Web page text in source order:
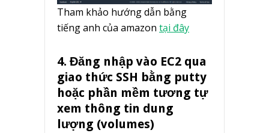
Tham khảo hướng dẫn bằng
tiếng anh của amazon tại đây
4. Đăng nhập vào EC2 qua
giao thức SSH bằng putty
hoặc phần mềm tương tự
xem thông tin dung
lượng (volumes)